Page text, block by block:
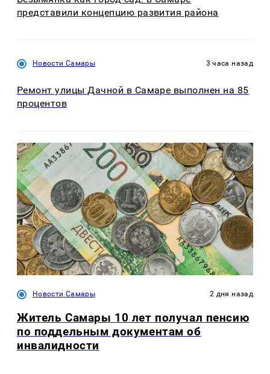
представили концепцию развития района
Новости Самары 3 часа назад
Ремонт улицы Дачной в Самаре выполнен на 85
процентов
Новости Самары 2 дня назад
Житель Самары 10 лет получал пенсию
по поддельным документам об
инвалидности